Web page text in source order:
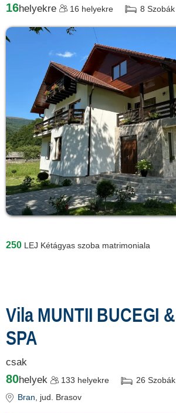
16helyekre 16 helyekre 8 Szobák
250 LEJ Kétágyas szoba matrimoniala
Vila MUNTII BUCEGI &
SPA
csak
80helyek 133 helyekre 26 Szobák
Bran, jud. Brasov
login
Összes
Turistalátványosságok
Transilvania »